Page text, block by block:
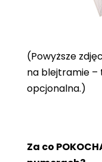
(Powyższe
na blejtramie –
opcjonalna.)
Za co